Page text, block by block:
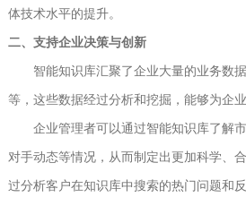
体技术水平的提升。
二、支持企业决策与创新
智能知识库汇聚了企业大量的业务数据
等，这些数据经过分析和挖掘，能够为企
企业管理者可以通过智能知识库了解市
对手动态等情况，从而制定出更加科学、
过分析客户在知识库中搜索的热门问题和